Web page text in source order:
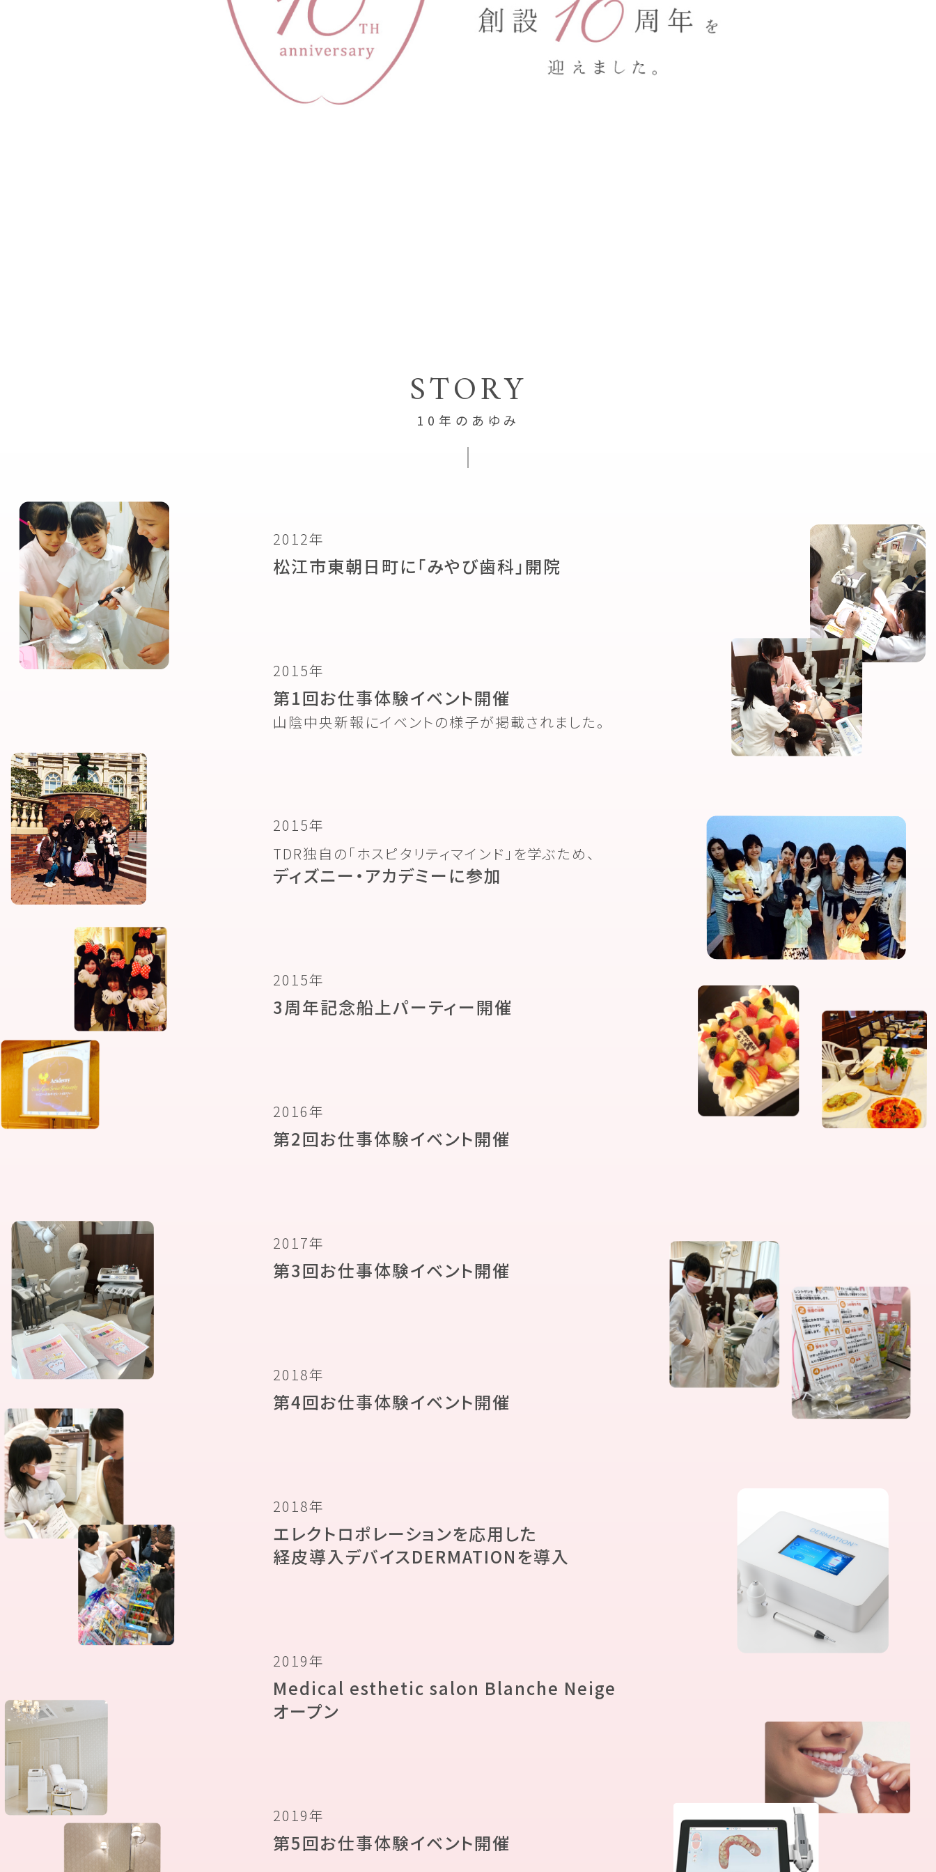
STORY
10年のあゆみ
2012年
松江市東朝日町に「みやび歯科」開院
2015年
第1回お仕事体験イベント開催
山陰中央新報にイベントの様子が掲載されました。
2015年
TDR独自の「ホスピタリティマインド」を学ぶため、
ディズニー・アカデミーに参加
2015年
3周年記念船上パーティー開催
2016年
第2回お仕事体験イベント開催
2017年
第3回お仕事体験イベント開催
2018年
第4回お仕事体験イベント開催
2018年
エレクトロポレーションを応用した
経皮導入デバイスDERMATIONを導入
2019年
Medical esthetic salon Blanche Neige
オープン
2019年
第5回お仕事体験イベント開催